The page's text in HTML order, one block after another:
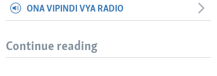
ONA VIPINDI VYA RADIO
Continue reading